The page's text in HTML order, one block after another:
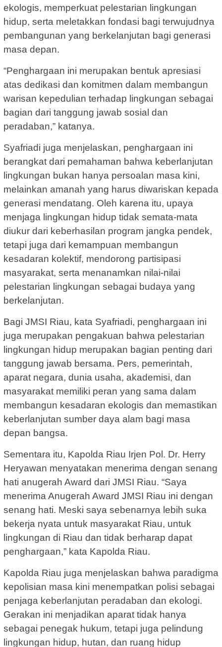
ekologis, memperkuat pelestarian lingkungan
hidup, serta meletakkan fondasi bagi terwujudnya
pembangunan yang berkelanjutan bagi generasi
masa depan.
“Penghargaan ini merupakan bentuk apresiasi
atas dedikasi dan komitmen dalam membangun
warisan kepedulian terhadap lingkungan sebagai
bagian dari tanggung jawab sosial dan
peradaban,” katanya.
Syafriadi juga menjelaskan, penghargaan ini
berangkat dari pemahaman bahwa keberlanjutan
lingkungan bukan hanya persoalan masa kini,
melainkan amanah yang harus diwariskan kepada
generasi mendatang. Oleh karena itu, upaya
menjaga lingkungan hidup tidak semata-mata
diukur dari keberhasilan program jangka pendek,
tetapi juga dari kemampuan membangun
kesadaran kolektif, mendorong partisipasi
masyarakat, serta menanamkan nilai-nilai
pelestarian lingkungan sebagai budaya yang
berkelanjutan.
Bagi JMSI Riau, kata Syafriadi, penghargaan ini
juga merupakan pengakuan bahwa pelestarian
lingkungan hidup merupakan bagian penting dari
tanggung jawab bersama. Pers, pemerintah,
aparat negara, dunia usaha, akademisi, dan
masyarakat memiliki peran yang sama dalam
membangun kesadaran ekologis dan memastikan
keberlanjutan sumber daya alam bagi masa
depan bangsa.
Sementara itu, Kapolda Riau Irjen Pol. Dr. Herry
Heryawan menyatakan menerima dengan senang
hati anugerah Award dari JMSI Riau. “Saya
menerima Anugerah Award JMSI Riau ini dengan
senang hati. Meski saya sebenarnya lebih suka
bekerja nyata untuk masyarakat Riau, untuk
lingkungan di Riau dan tidak berharap dapat
penghargaan,” kata Kapolda Riau.
Kapolda Riau juga menjelaskan bahwa paradigma
kepolisian masa kini menempatkan polisi sebagai
penjaga keberlanjutan peradaban dan ekologi.
Gerakan ini menjadikan aparat tidak hanya
sebagai penegak hukum, tetapi juga pelindung
lingkungan hidup, hutan, dan ruang hidup